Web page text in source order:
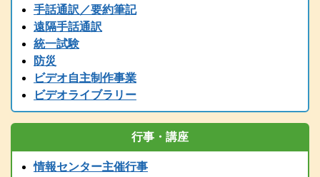
2025.12.24
令和７年度 手話通訳者養成講座（通訳Ⅲ第1～４講座）の案内を掲
載しました。
2025.11.01
2025（R7）年度全国統一要約筆記者認定試験の受験案内を掲載しま
した
2025.08.01
2025（令和7）年度手話通訳者全国統一試験の受験案内を掲載しまし
た。
2025（令和7）年度手話通訳者全国統一試験の受験案内は8月1日
（金）掲載予定です。
手話通訳／要約筆記
遠隔手話通訳
統一試験
防災
ビデオ自主制作事業
ビデオライブラリー
行事・講座
情報センター主催行事